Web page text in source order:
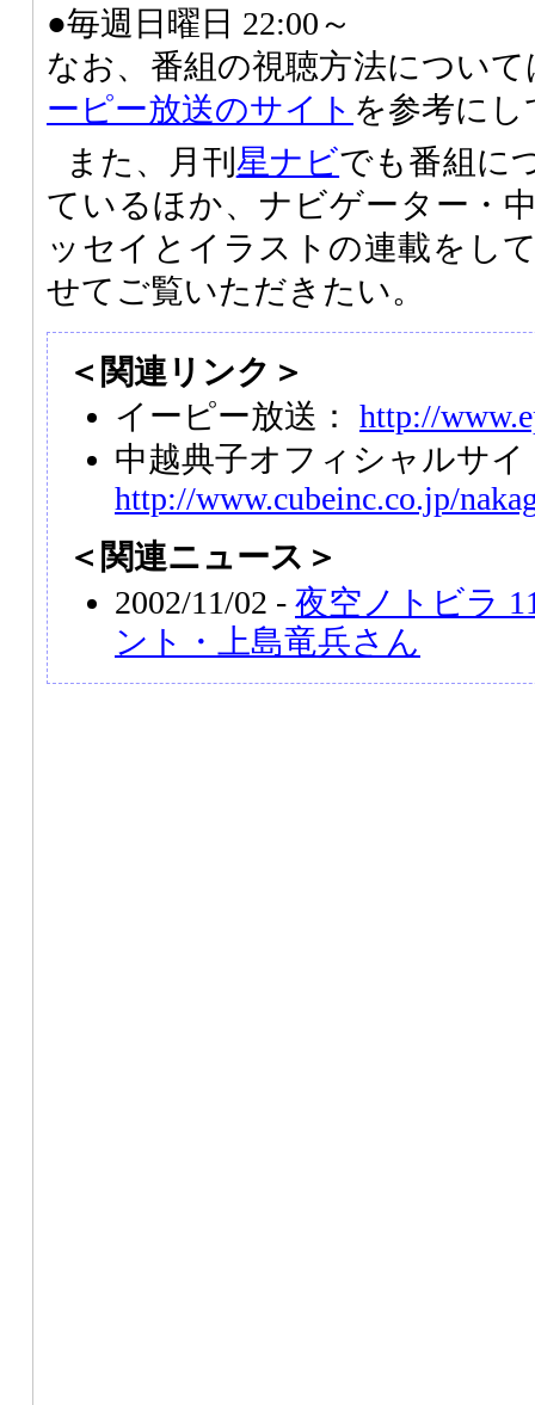
●毎週日曜日 22:00～
なお、番組の視聴方法について
ーピー放送のサイト を参考に
また、月刊 星ナビでも番組に
ているほか、ナビゲーター・
ッセイとイラストの連載をし
せてご覧いただきたい。
＜関連リンク＞
イーピー放送： http://
中越典子オフィシャルサイ
http://www.cubeinc.co.jp/
＜関連ニュース＞
2002/11/02 - 夜空ノトビラ
ント・上島竜兵さん